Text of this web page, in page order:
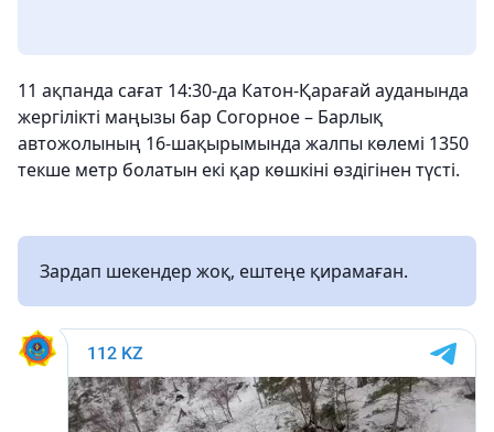
11 ақпанда сағат 14:30-да Катон-Қарағай ауданында
жергілікті маңызы бар Согорное – Барлық
автожолының 16-шақырымында жалпы көлемі 1350
текше метр болатын екі қар көшкіні өздігінен түсті.
Зардап шекендер жоқ, ештеңе қирамаған.